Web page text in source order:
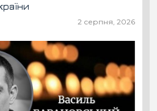
2 серпня, 2026